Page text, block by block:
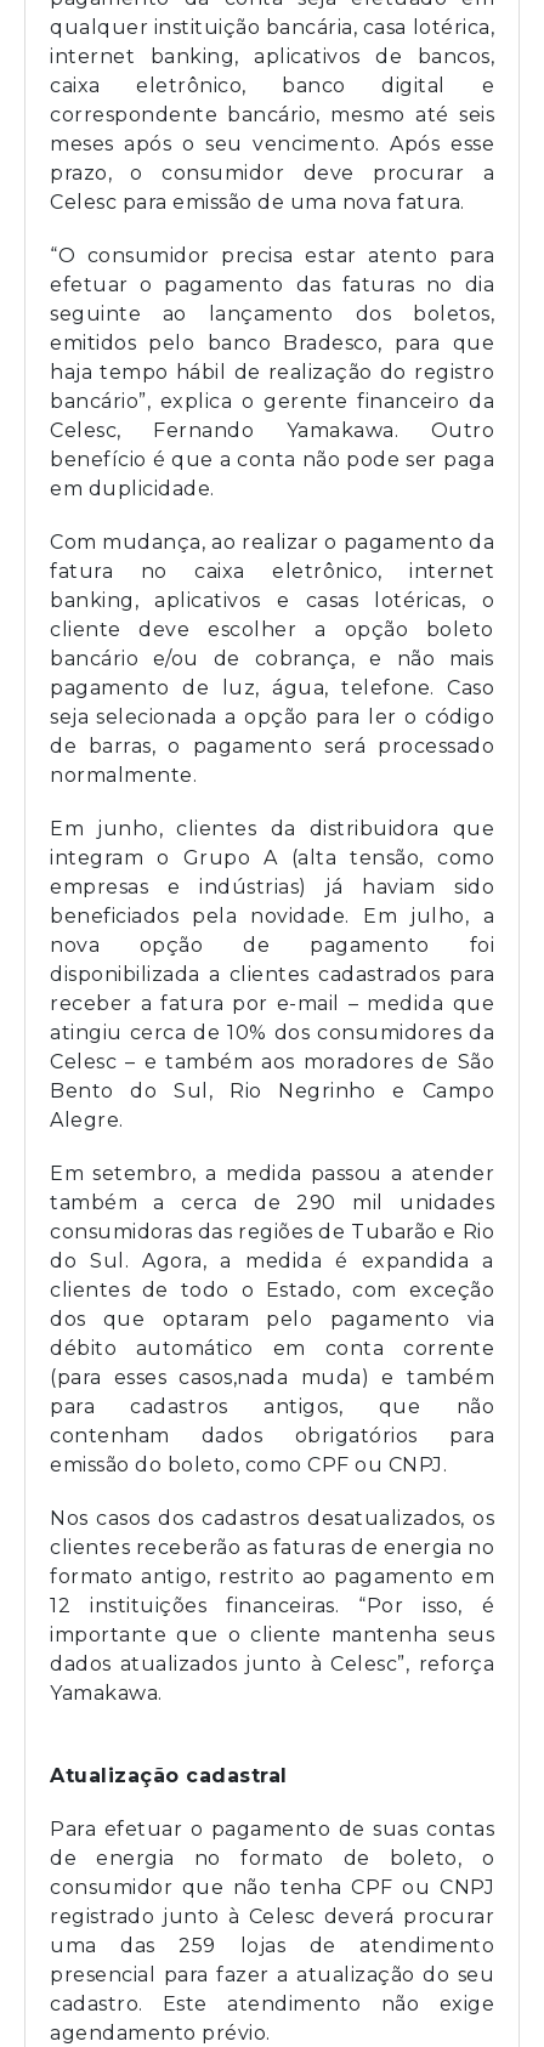
qualquer instituição bancária, casa lotérica,
internet banking, aplicativos de bancos,
caixa eletrônico, banco digital e
correspondente bancário, mesmo até seis
meses após o seu vencimento. Após esse
prazo, o consumidor deve procurar a
Celesc para emissão de uma nova fatura.
“O consumidor precisa estar atento para
efetuar o pagamento das faturas no dia
seguinte ao lançamento dos boletos,
emitidos pelo banco Bradesco, para que
haja tempo hábil de realização do registro
bancário”, explica o gerente financeiro da
Celesc, Fernando Yamakawa. Outro
benefício é que a conta não pode ser paga
em duplicidade.
Com mudança, ao realizar o pagamento da
fatura no caixa eletrônico, internet
banking, aplicativos e casas lotéricas, o
cliente deve escolher a opção boleto
bancário e/ou de cobrança, e não mais
pagamento de luz, água, telefone. Caso
seja selecionada a opção para ler o código
de barras, o pagamento será processado
normalmente.
Em junho, clientes da distribuidora que
integram o Grupo A (alta tensão, como
empresas e indústrias) já haviam sido
beneficiados pela novidade. Em julho, a
nova opção de pagamento foi
disponibilizada a clientes cadastrados para
receber a fatura por e-mail – medida que
atingiu cerca de 10% dos consumidores da
Celesc – e também aos moradores de São
Bento do Sul, Rio Negrinho e Campo
Alegre.
Em setembro, a medida passou a atender
também a cerca de 290 mil unidades
consumidoras das regiões de Tubarão e Rio
do Sul. Agora, a medida é expandida a
clientes de todo o Estado, com exceção
dos que optaram pelo pagamento via
débito automático em conta corrente
(para esses casos,nada muda) e também
para cadastros antigos, que não
contenham dados obrigatórios para
emissão do boleto, como CPF ou CNPJ.
Nos casos dos cadastros desatualizados, os
clientes receberão as faturas de energia no
formato antigo, restrito ao pagamento em
12 instituições financeiras. “Por isso, é
importante que o cliente mantenha seus
dados atualizados junto à Celesc”, reforça
Yamakawa.
Atualização cadastral
Para efetuar o pagamento de suas contas
de energia no formato de boleto, o
consumidor que não tenha CPF ou CNPJ
registrado junto à Celesc deverá procurar
uma das 259 lojas de atendimento
presencial para fazer a atualização do seu
cadastro. Este atendimento não exige
agendamento prévio.